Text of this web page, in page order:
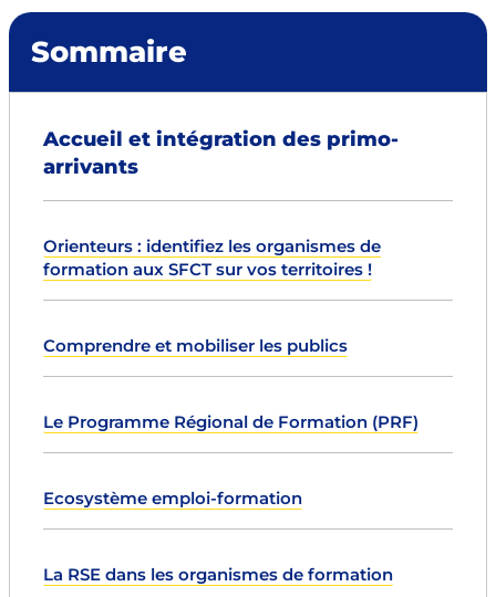
Sommaire
Accueil et intégration des primo-
arrivants
Orienteurs : identifiez les organismes de
formation aux SFCT sur vos territoires !
Comprendre et mobiliser les publics
Le Programme Régional de Formation (PRF)
Ecosystème emploi-formation
La RSE dans les organismes de formation